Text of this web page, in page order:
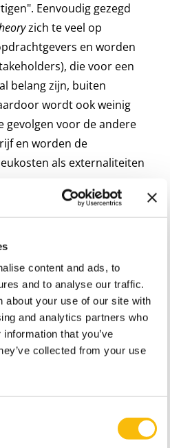
content and ads, to
and to analyse our traffic.
about your use of our site with
and analytics partners who
that you’ve
collected from your use
Eenvoudig gezegd
zich te veel op
en worden
die voor een
belang zijn, buiten
wordt ook weinig
gevolgen voor de andere
en worden de
als externaliteiten
voor om over
en om de agency theory
herzien door na te gaan wie
nemen binnen een
bij op aan om rekening te
opdrachtgevers,
interne en
óók mensen, het milieu
gevolgen ondervinden van
herdefinitie van